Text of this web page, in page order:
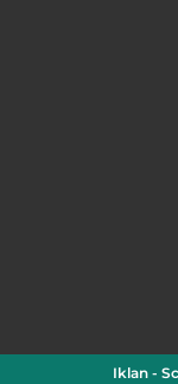
Iklan -